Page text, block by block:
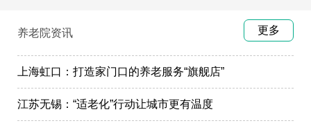
养老院资讯 更多
上海虹口：打造家门口的养老服务“旗舰店”
江苏无锡：“适老化”行动让城市更有温度